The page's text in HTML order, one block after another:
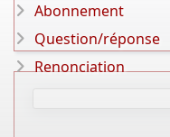
Abonnement
Question/réponse
Renonciation